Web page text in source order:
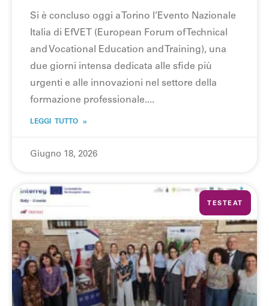
Si è concluso oggi a Torino l’Evento Nazionale
Italia di EfVET (European Forum of Technical
and Vocational Education and Training), una
due giorni intensa dedicata alle sfide più
urgenti e alle innovazioni nel settore della
formazione professionale.
LEGGI TUTTO »
Giugno 18, 2026
TESTEAT